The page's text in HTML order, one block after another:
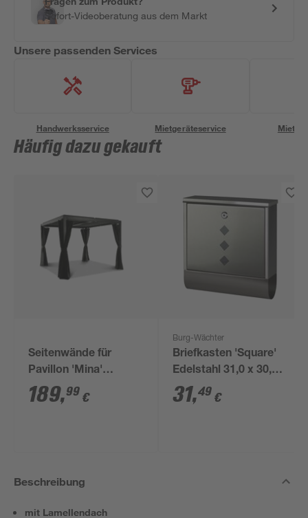
Sofort-Videoberatung aus dem Markt
Unsere passenden Services
Handwerksservice Mietgeräteservice
Häufig dazu gekauft
Seitenwände für
Pavillon 'Mina'
schwarz 4er-Set
189,99 €
Burg-Wächter
Briefkasten 'Square'
Edelstahl 31,0 x 30,5 x
9,0 cm
31,49 €
Beschreibung
mit Lamellendach